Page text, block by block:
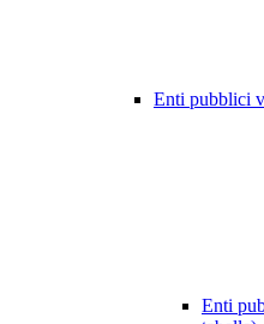
Enti pubblici
Enti